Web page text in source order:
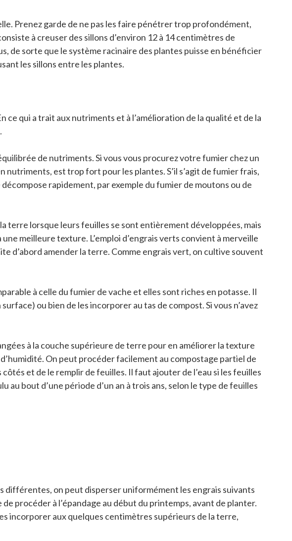
Prenez garde de ne pas les faire pénétrer trop profondément,
à creuser des sillons d’environ 12 à 14 centimètres de
de sorte que le système racinaire des plantes puisse en bénéficier
les sillons entre les plantes.
qui a trait aux nutriments et à l’amélioration de la qualité et de la
de nutriments. Si vous vous procurez votre fumier chez un
nutriments, est trop fort pour les plantes. S’il s’agit de fumier frais,
rapidement, par exemple du fumier de moutons ou de
terre lorsque leurs feuilles se sont entièrement développées, mais
meilleure texture. L’emploi d’engrais verts convient à merveille
d’abord amender la terre. Comme engrais vert, on cultive souvent
à celle du fumier de vache et elles sont riches en potasse. Il
ou bien de les incorporer au tas de compost. Si vous n’avez
à la couche supérieure de terre pour en améliorer la texture
On peut procéder facilement au compostage partiel de
et de le remplir de feuilles. Il faut ajouter de l’eau si les feuilles
bout d’une période d’un an à trois ans, selon le type de feuilles
différentes, on peut disperser uniformément les engrais suivants
procéder à l’épandage au début du printemps, avant de planter.
incorporer aux quelques centimètres supérieurs de la terre,